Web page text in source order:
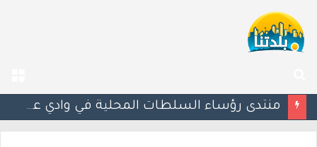
عن
منتدى رؤساء السلطات المحلية في وادي عارة: نداء عاجل للأهالي بشأن إخطارات سلطة الأراضي